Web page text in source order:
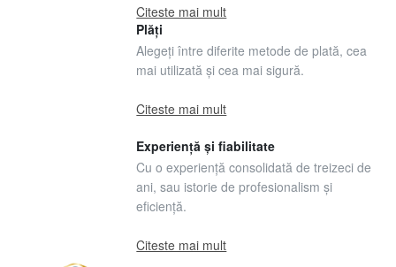
Citeste mai mult
Plăți
Alegeți între diferite metode de plată, cea
mai utilizată și cea mai sigură.
Citeste mai mult
Experiență și fiabilitate
Cu o experiență consolidată de treizeci de
ani, sau istorie de profesionalism și
eficiență.
Citeste mai mult